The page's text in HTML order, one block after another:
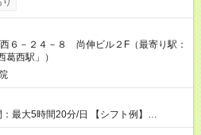
・数3C・物理・化学担当の場合、1コ
時と同じです。
６－２４－８ 尚伸ビル２F（最寄り駅：
葛西駅」）
最大5時間20分/日 【シフト例】
◆ 20:10~21:30 ※上記は授業時間